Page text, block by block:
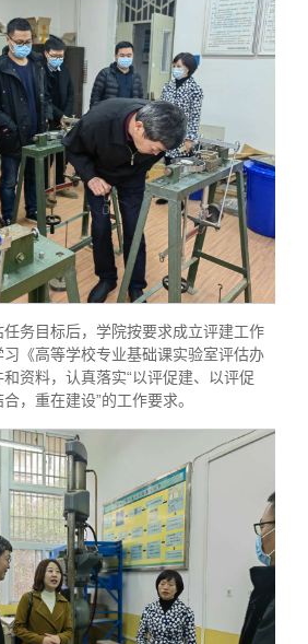
务目标后，学院按要求成立评建工作
《高等学校专业基础课实验室评估办
资料，认真落实“以评促建、以评促
，重在建设”的工作要求。